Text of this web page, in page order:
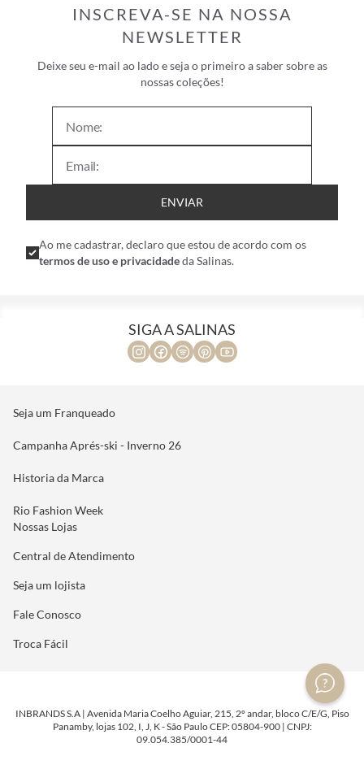
INSCREVA-SE NA NOSSA
NEWSLETTER
Deixe seu e-mail ao lado e seja o primeiro a saber sobre as
nossas coleções!
ENVIAR
Ao me cadastrar, declaro que estou de acordo com os
termos de uso e privacidadeda Salinas.
SIGA A SALINAS
Seja um Franqueado
Campanha Aprés-ski - Inverno 26
Historia da Marca
Rio Fashion Week
Nossas Lojas
Central de Atendimento
Seja um lojista
Fale Conosco
Troca Fácil
INBRANDS S.A | Avenida Maria Coelho Aguiar, 215, 2º andar, bloco C/E/G, Piso
Panamby, lojas 102, I, J, K - São Paulo CEP: 05804-900 | CNPJ:
09.054.385/0001-44